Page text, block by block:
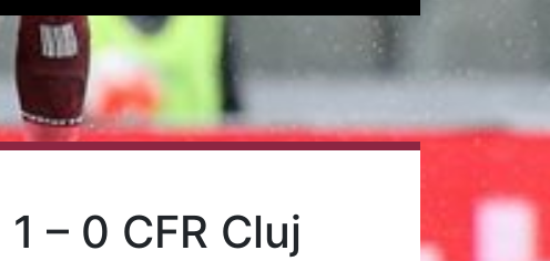
– 0 CFR Cluj